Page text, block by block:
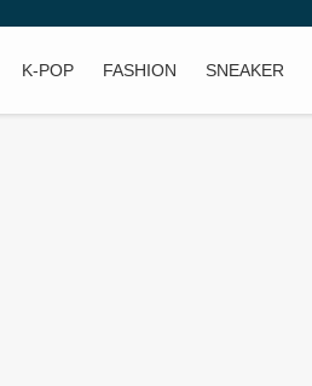
K-POP FASHION SNEAKER